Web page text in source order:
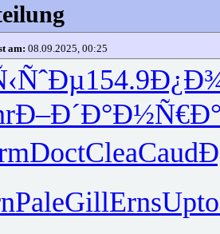
am: 08.09.2025, 00:25
154.9
Ð–Ð´Ð°Ð½
DoctCleaCaud
PaleGillErnsUpto